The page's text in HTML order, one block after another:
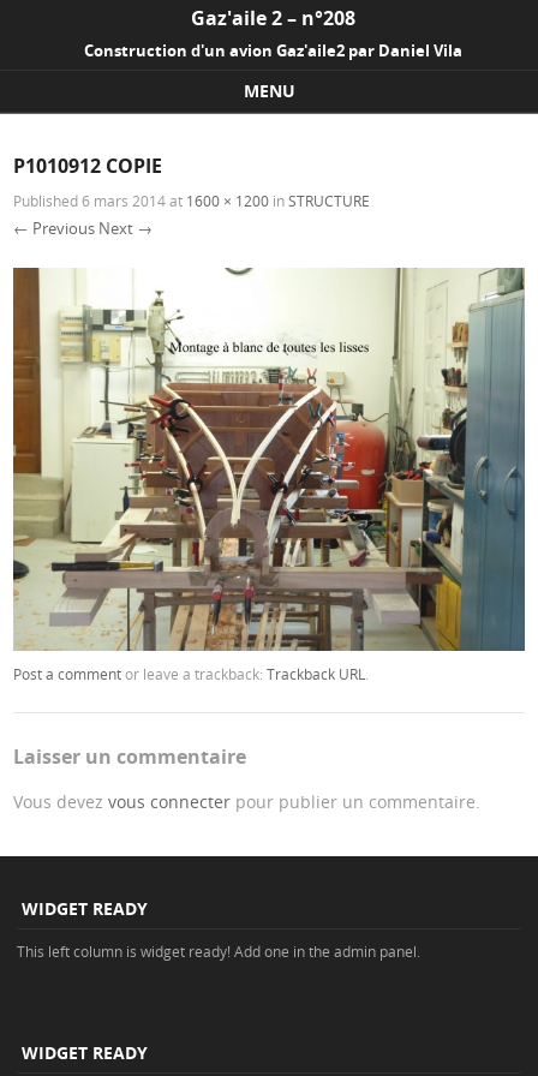
Gaz'aile 2 – n°208
Construction d'un avion Gaz'aile2 par Daniel Vila
MENU
P1010912 COPIE
Published6 mars 2014at 1600 × 1200 inSTRUCTURE
← Previous Next →
Post a commentor leave a trackback:Trackback URL
Laisser un commentaire
Vous devezvous connecter pour publier un commentaire.
WIDGET READY
This left column is widget ready! Add one in the admin panel.
WIDGET READY